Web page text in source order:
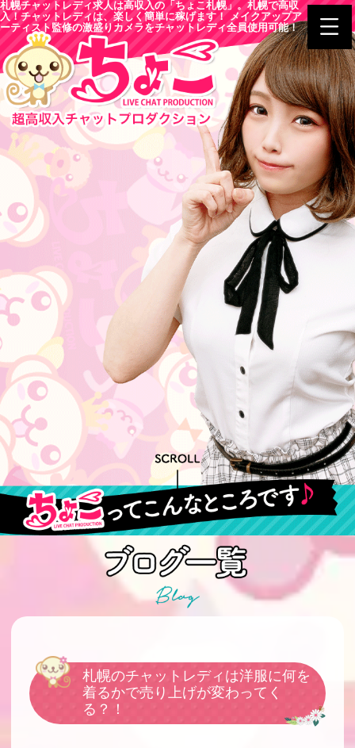
札幌チャットレディ求人は高収入の「ちょこ札幌」。札幌で高収
入！チャットレディは、楽しく簡単に稼げます！ メイクアップア
ーティスト監修の激盛りカメラをチャットレディ全員使用可能！
札幌のチャットレディは洋服に何を
着るかで売り上げが変わってく
る？！